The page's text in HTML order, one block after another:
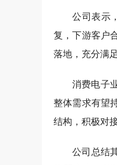
公司表示
复，下游客户
落地，充分满
消费电子
整体需求有望
结构，积极对
公司总结